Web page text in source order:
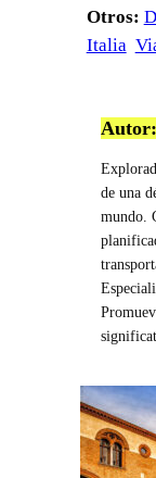
Otros:
Italia
Autor:
de una
mundo.